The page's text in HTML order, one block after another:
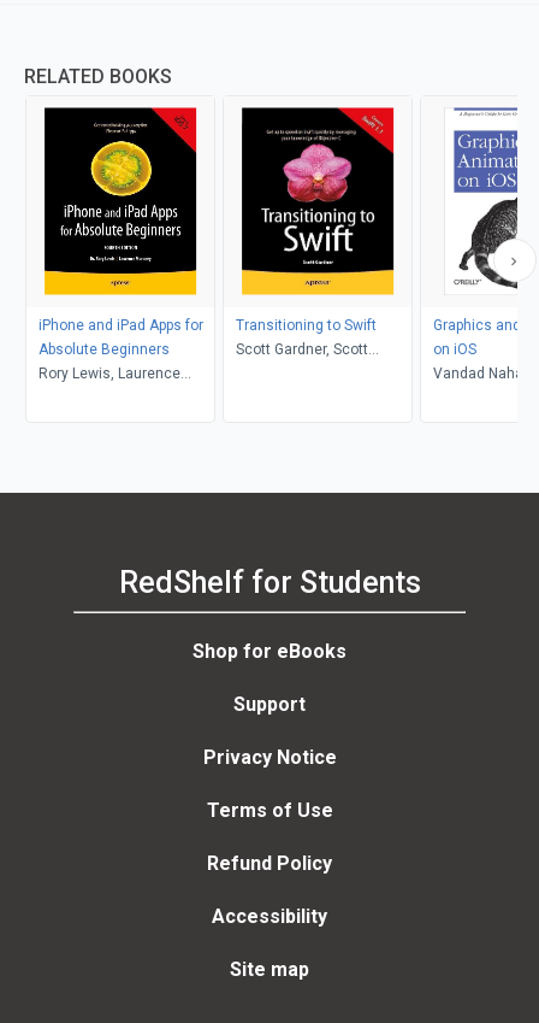
RELATED BOOKS
iPhone and iPad Apps for
Absolute Beginners
Rory Lewis, Laurence
Transitioning to Swift
Scott Gardner, Scott
Graphics and
on iOS
Vandad
RedShelf for Students
Shop for eBooks
Support
Privacy Notice
Terms of Use
Refund Policy
Accessibility
Site map